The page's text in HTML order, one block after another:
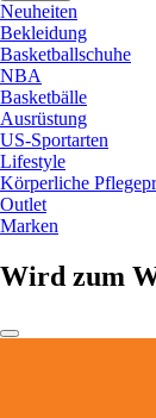
Neuheiten
Bekleidung
Basketballschuhe
NBA
Basketbälle
Ausrüstung
US-Sportarten
Lifestyle
Körperliche
Outlet
Marken
Wird zum